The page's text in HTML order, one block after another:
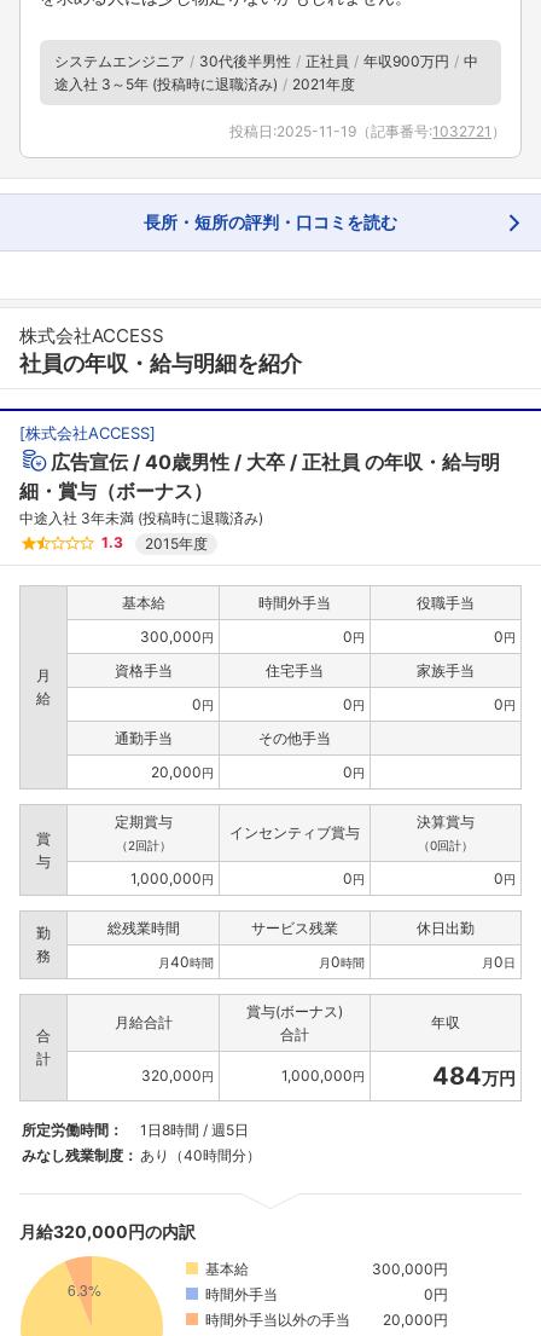
フォローしました
こちらの企業もフォローしませんか？
システムエンジニア 30代後半男性 正社員 年収900万円
中
途入社 3～5年 (投稿時に退職済み)
2021年度
投稿日:2025-11-19 （記事番号:1032721 ）
長所・短所の評判・口コミを読む
株式会社ACCESS
社員の年収・給与明細を紹介
[株式会社ACCESS]
広告宣伝 40歳男性 大卒 正社員 の年収・給与明
細・賞与（ボーナス）
中途入社 3年未満 (投稿時に退職済み)
1.3
2015年度
月
給
基本給 時間外手当
役職手当
300,000円 0円 0円
資格手当 住宅手当
家族手当
0円 0円 0円
通勤手当
その他手当
20,000円 0円
賞
与
定期賞与
（2回計）
インセンティブ賞与
決算賞与
（0回計）
1,000,000円 0円 0円
勤
務
総残業時間 サービス残業 休日出勤
月40時間 月0時間 月0日
合
計
月給合計
賞与(ボーナス)
合計
年収
320,000円 1,000,000円 484万円
所定労働時間：
1日8時間 / 週5日
みなし残業制度： あり（40時間分）
月給320,000円の内訳
基本給
300,000円
時間外手当
0円
時間外手当以外の手当
20,000円